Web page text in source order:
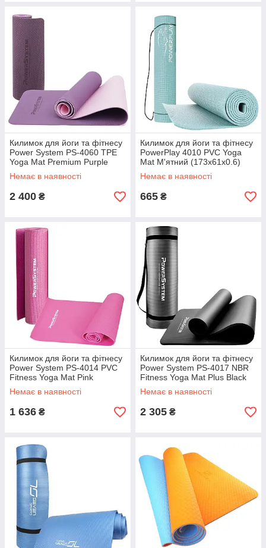
Килимок для йоги та фітнесу
Power System PS-4060 TPE
Yoga Mat Premium Purple
(183х61х0.6)
Немає в наявності
2 400 ₴
Килимок для йоги та фітнесу
PowerPlay 4010 PVC Yoga
Mat М'ятний (173x61x0.6)
Немає в наявності
665 ₴
Килимок для йоги та фітнесу
Power System PS-4014 PVC
Fitness Yoga Mat Pink
(173x61x0.6)
Немає в наявності
1 636 ₴
Килимок для йоги та фітнесу
Power System PS-4017 NBR
Fitness Yoga Mat Plus Black
(180х61х1)
Немає в наявності
2 305 ₴